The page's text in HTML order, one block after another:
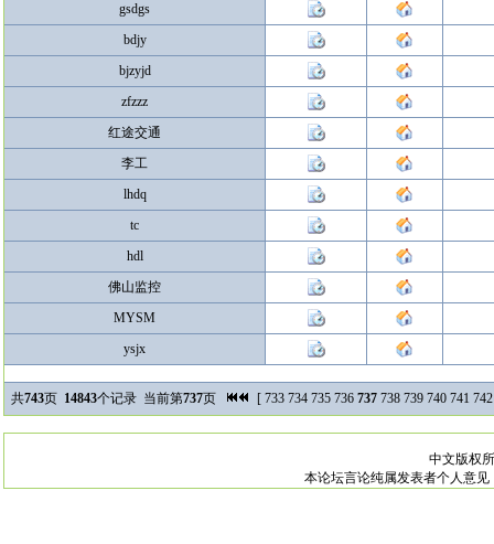
gsdgs
bdjy
bjzyjd
zfzzz
红途交通
李工
lhdq
tc
hdl
佛山监控
MYSM
ysjx
共743页 14843个记录 当前第737页 [ 733 734 735 736 737 738 739 740 741 742
中文版权
本论坛言论纯属发表者个人意